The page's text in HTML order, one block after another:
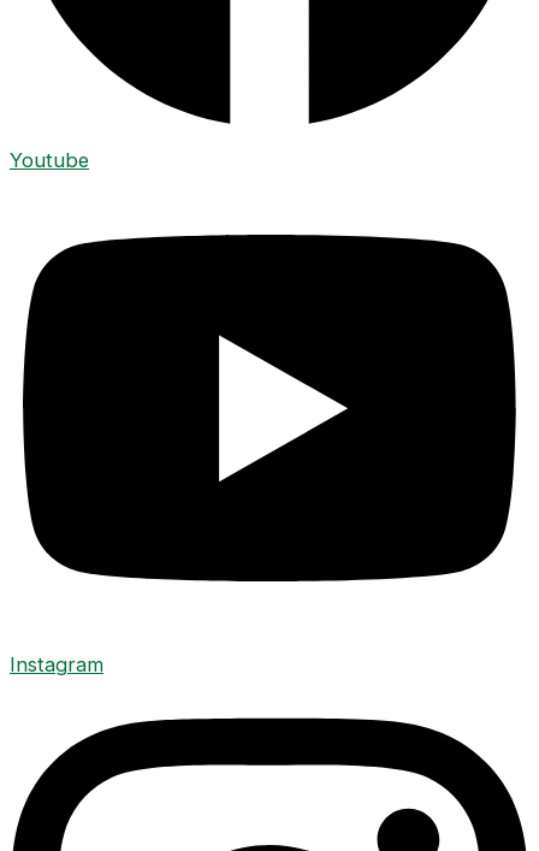
Youtube
Instagram